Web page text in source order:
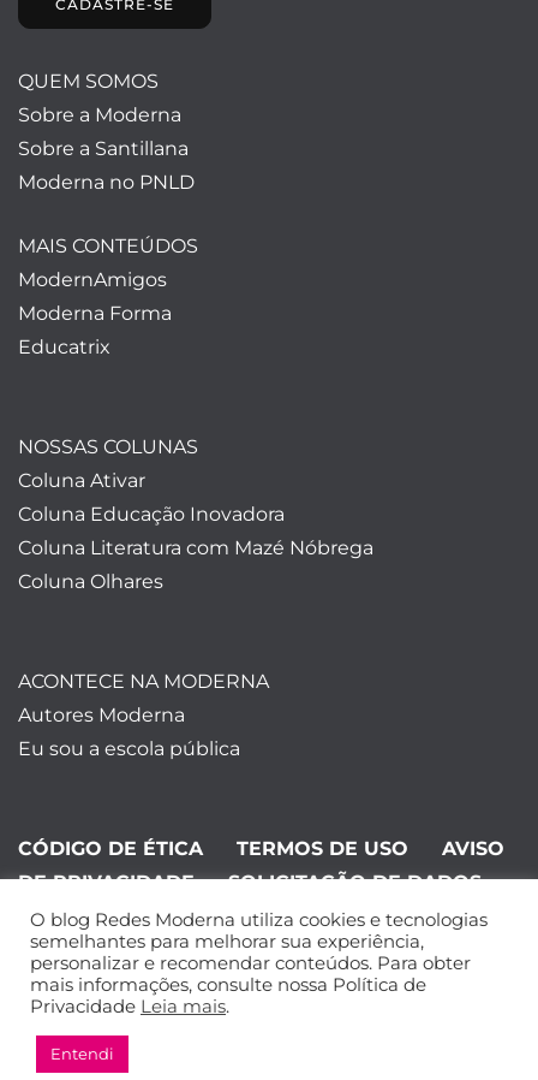
CADASTRE-SE
QUEM SOMOS
Sobre a Moderna
Sobre a Santillana
Moderna no PNLD
MAIS CONTEÚDOS
ModernAmigos
Moderna Forma
Educatrix
NOSSAS COLUNAS
Coluna Ativar
Coluna Educação Inovadora
Coluna Literatura com Mazé Nóbrega
Coluna Olhares
ACONTECE NA MODERNA
Autores Moderna
Eu sou a escola pública
CÓDIGO DE ÉTICA TERMOS DE USO
AVISO
DE PRIVACIDADE
SOLICITAÇÃO DE DADOS
©Editora Moderna 2024. Todos os
direitos reservados.
O blog Redes Moderna utiliza cookies e tecnologias
semelhantes para melhorar sua experiência,
personalizar e recomendar conteúdos. Para obter
mais informações, consulte nossa Política de
Privacidade Leia mais.
Entendi